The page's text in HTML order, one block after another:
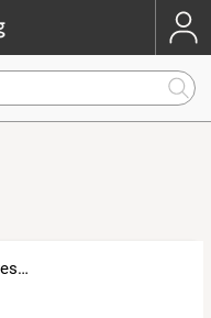
La femme est un tresor